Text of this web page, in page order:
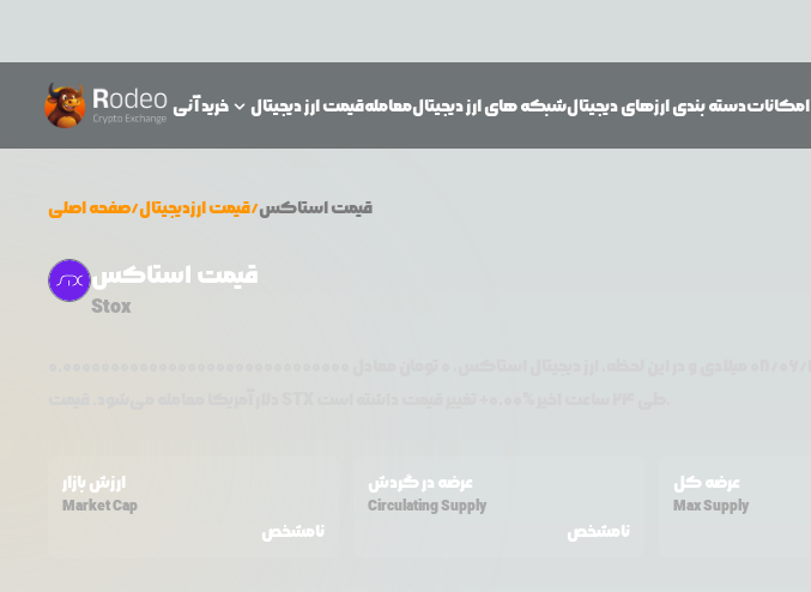
خرید آنی قیمت ارز دیجیتالمعاملهشبکه‌ های ارز دیجیتالدسته بندی ارزهای دیجیتالامکانات
صفحه اصلی/قیمت ارزدیجیتال/ قیمتاستاکس
قیمت استاکس
Stox
ارزش بازار
Market Cap
نامشخص
عرضه در گردش
Circulating Supply
نامشخص
عرضه کل
Max Supply